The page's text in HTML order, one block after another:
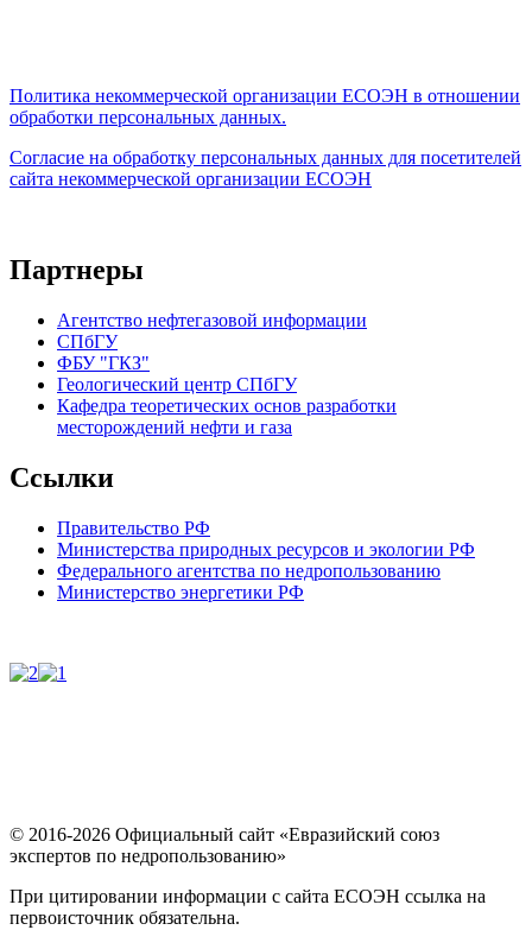
Политика некоммерческой организации ЕСОЭН в отношении
обработки персональных данных.
Согласие на обработку персональных данных для посетителей
сайта некоммерческой организации ЕСОЭН
Партнеры
Агентство нефтегазовой информации
СПбГУ
ФБУ "ГКЗ"
Геологический центр СПбГУ
Кафедра теоретических основ разработки
месторождений нефти и газа
Ссылки
Правительство РФ
Министерства природных ресурсов и экологии РФ
Федерального агентства по недропользованию
Министерство энергетики РФ
© 2016-2026 Официальный сайт «Евразийский союз
экспертов по недропользованию»
При цитировании информации с сайта ЕСОЭН ссылка на
первоисточник обязательна.